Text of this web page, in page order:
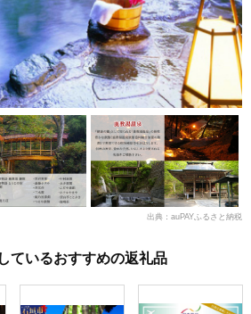
出典：auPAYふるさと納税
ているおすすめの返礼品